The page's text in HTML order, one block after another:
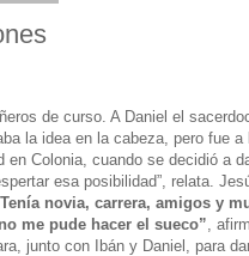
de curso. A Daniel el
la idea en la cabeza, pero fue
en Colonia, cuando se decidió a
esa posibilidad”, relata.
novia, carrera, amigos y
me pude hacer el sueco” ,
junto con Ibán y Daniel, para